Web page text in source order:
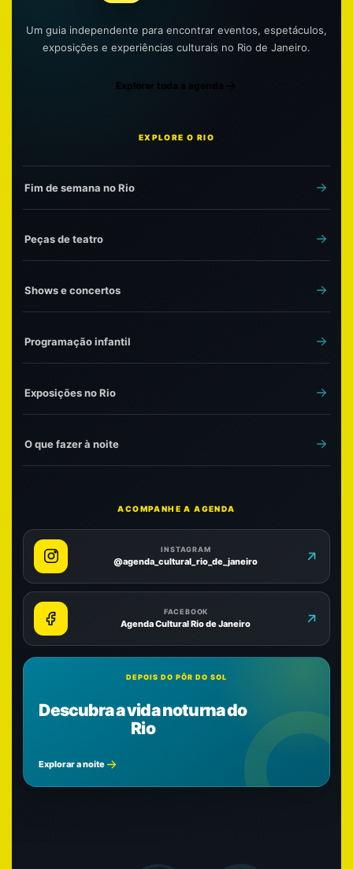
Um guia independente para encontrar eventos, espetáculos,
exposições e experiências culturais no Rio de Janeiro.
Explorar toda a agenda
EXPLORE O RIO
Fim de semana no Rio
Peças de teatro
Shows e concertos
Programação infantil
Exposições no Rio
O que fazer à noite
ACOMPANHE A AGENDA
INSTAGRAM
@agenda_cultural_rio_de_janeiro
FACEBOOK
Agenda Cultural Rio de Janeiro
DEPOIS DO PÔR DO SOL
Descubra a vida noturna do
Rio
Explorar a noite